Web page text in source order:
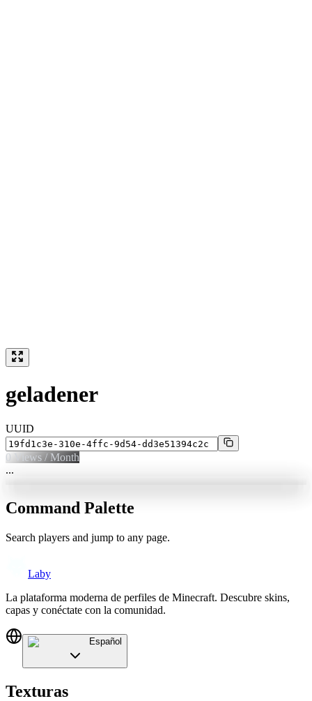
geladener
UUID
0 Views / Month
...
Command Palette
Search players and jump to any page.
Laby
La plataforma moderna de perfiles de Minecraft. Descubre skins,
capas y conéctate con la comunidad.
Español
Texturas